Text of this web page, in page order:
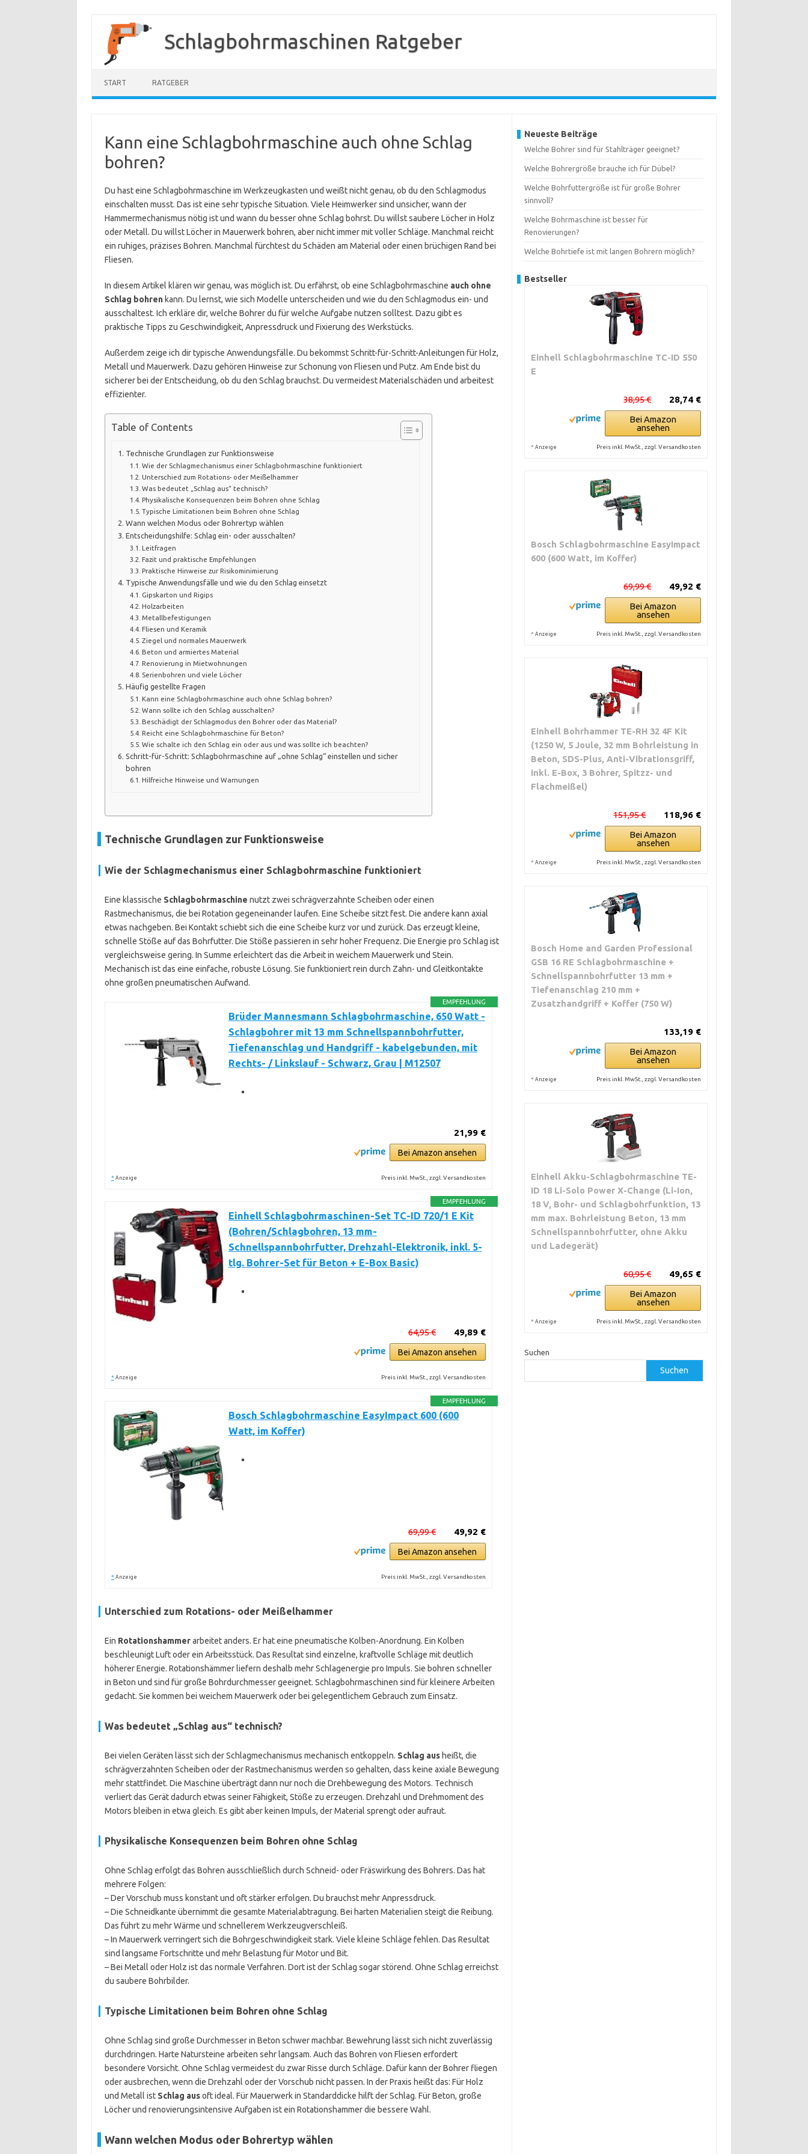
Inhalt
springen
Schlagbohrmaschinen Ratgeber
START RATGEBER
Kann eine Schlagbohrmaschine auch ohne Schlag
bohren?
Du hast eine Schlagbohrmaschine im Werkzeugkasten und weißt nicht genau, ob du den Schlagmodus
einschalten musst. Das ist eine sehr typische Situation. Viele Heimwerker sind unsicher, wann der
Hammermechanismus nötig ist und wann du besser ohne Schlag bohrst. Du willst saubere Löcher in Holz
oder Metall. Du willst Löcher in Mauerwerk bohren, aber nicht immer mit voller Schläge. Manchmal reicht
ein ruhiges, präzises Bohren. Manchmal fürchtest du Schäden am Material oder einen brüchigen Rand bei
Fliesen.
In diesem Artikel klären wir genau, was möglich ist. Du erfährst, ob eine Schlagbohrmaschine auch ohne
Schlag bohrenkann. Du lernst, wie sich Modelle unterscheiden und wie du den Schlagmodus ein- und
ausschaltest. Ich erkläre dir, welche Bohrer du für welche Aufgabe nutzen solltest. Dazu gibt es
praktische Tipps zu Geschwindigkeit, Anpressdruck und Fixierung des Werkstücks.
Außerdem zeige ich dir typische Anwendungsfälle. Du bekommst Schritt-für-Schritt-Anleitungen für Holz,
Metall und Mauerwerk. Dazu gehören Hinweise zur Schonung von Fliesen und Putz. Am Ende bist du
sicherer bei der Entscheidung, ob du den Schlag brauchst. Du vermeidest Materialschäden und arbeitest
effizienter.
Table of Contents
Technische Grundlagen zur Funktionsweise
Wie der Schlagmechanismus einer Schlagbohrmaschine funktioniert
Unterschied zum Rotations- oder Meißelhammer
Was bedeutet „Schlag aus“ technisch?
Physikalische Konsequenzen beim Bohren ohne Schlag
Typische Limitationen beim Bohren ohne Schlag
Wann welchen Modus oder Bohrertyp wählen
Entscheidungshilfe: Schlag ein- oder ausschalten?
Leitfragen
Fazit und praktische Empfehlungen
Praktische Hinweise zur Risikominimierung
Typische Anwendungsfälle und wie du den Schlag einsetzt
Gipskarton und Rigips
Holzarbeiten
Metallbefestigungen
Fliesen und Keramik
Ziegel und normales Mauerwerk
Beton und armiertes Material
Renovierung in Mietwohnungen
Serienbohren und viele Löcher
Häufig gestellte Fragen
Kann eine Schlagbohrmaschine auch ohne Schlag bohren?
Wann sollte ich den Schlag ausschalten?
Beschädigt der Schlagmodus den Bohrer oder das Material?
Reicht eine Schlagbohrmaschine für Beton?
Wie schalte ich den Schlag ein oder aus und was sollte ich beachten?
Schritt-für-Schritt: Schlagbohrmaschine auf „ohne Schlag“ einstellen und sicher
bohren
Hilfreiche Hinweise und Warnungen
Technische Grundlagen zur Funktionsweise
Wie der Schlagmechanismus einer Schlagbohrmaschine funktioniert
Eine klassische Schlagbohrmaschine nutzt zwei schrägverzahnte Scheiben oder einen
Rastmechanismus, die bei Rotation gegeneinander laufen. Eine Scheibe sitzt fest. Die andere kann axial
etwas nachgeben. Bei Kontakt schiebt sich die eine Scheibe kurz vor und zurück. Das erzeugt kleine,
schnelle Stöße auf das Bohrfutter. Die Stöße passieren in sehr hoher Frequenz. Die Energie pro Schlag ist
vergleichsweise gering. In Summe erleichtert das die Arbeit in weichem Mauerwerk und Stein.
Mechanisch ist das eine einfache, robuste Lösung. Sie funktioniert rein durch Zahn- und Gleitkontakte
ohne großen pneumatischen Aufwand.
EMPFEHLUNG
Brüder Mannesmann Schlagbohrmaschine, 650 Watt -
Schlagbohrer mit 13 mm Schnellspannbohrfutter,
Tiefenanschlag und Handgriff - kabelgebunden, mit
Rechts- / Linkslauf - Schwarz, Grau | M12507
21,99 €
Bei Amazon ansehen
* Anzeige Preis inkl. MwSt., zzgl. Versandkosten
EMPFEHLUNG
Einhell Schlagbohrmaschinen-Set TC-ID 720/1 E Kit
(Bohren/Schlagbohren, 13 mm-
Schnellspannbohrfutter, Drehzahl-Elektronik, inkl. 5-
tlg. Bohrer-Set für Beton + E-Box Basic)
49,89 €
64,95 €
Bei Amazon ansehen
* Anzeige Preis inkl. MwSt., zzgl. Versandkosten
EMPFEHLUNG
Bosch Schlagbohrmaschine EasyImpact 600 (600
Watt, im Koffer)
49,92 €
69,99 €
Bei Amazon ansehen
* Anzeige Preis inkl. MwSt., zzgl. Versandkosten
Unterschied zum Rotations- oder Meißelhammer
Ein Rotationshammerarbeitet anders. Er hat eine pneumatische Kolben-Anordnung. Ein Kolben
beschleunigt Luft oder ein Arbeitsstück. Das Resultat sind einzelne, kraftvolle Schläge mit deutlich
höherer Energie. Rotationshämmer liefern deshalb mehr Schlagenergie pro Impuls. Sie bohren schneller
in Beton und sind für große Bohrdurchmesser geeignet. Schlagbohrmaschinen sind für kleinere Arbeiten
gedacht. Sie kommen bei weichem Mauerwerk oder bei gelegentlichem Gebrauch zum Einsatz.
Was bedeutet „Schlag aus“ technisch?
Bei vielen Geräten lässt sich der Schlagmechanismus mechanisch entkoppeln. Schlag ausheißt, die
schrägverzahnten Scheiben oder der Rastmechanismus werden so gehalten, dass keine axiale Bewegung
mehr stattfindet. Die Maschine überträgt dann nur noch die Drehbewegung des Motors. Technisch
verliert das Gerät dadurch etwas seiner Fähigkeit, Stöße zu erzeugen. Drehzahl und Drehmoment des
Motors bleiben in etwa gleich. Es gibt aber keinen Impuls, der Material sprengt oder aufraut.
Physikalische Konsequenzen beim Bohren ohne Schlag
Ohne Schlag erfolgt das Bohren ausschließlich durch Schneid- oder Fräswirkung des Bohrers. Das hat
mehrere Folgen:
– Der Vorschub muss konstant und oft stärker erfolgen. Du brauchst mehr Anpressdruck.
– Die Schneidkante übernimmt die gesamte Materialabtragung. Bei harten Materialien steigt die Reibung.
Das führt zu mehr Wärme und schnellerem Werkzeugverschleiß.
– In Mauerwerk verringert sich die Bohrgeschwindigkeit stark. Viele kleine Schläge fehlen. Das Resultat
sind langsame Fortschritte und mehr Belastung für Motor und Bit.
– Bei Metall oder Holz ist das normale Verfahren. Dort ist der Schlag sogar störend. Ohne Schlag erreichst
du saubere Bohrbilder.
Typische Limitationen beim Bohren ohne Schlag
Ohne Schlag sind große Durchmesser in Beton schwer machbar. Bewehrung lässt sich nicht zuverlässig
durchdringen. Harte Natursteine arbeiten sehr langsam. Auch das Bohren von Fliesen erfordert
besondere Vorsicht. Ohne Schlag vermeidest du zwar Risse durch Schläge. Dafür kann der Bohrer fliegen
oder ausbrechen, wenn die Drehzahl oder der Vorschub nicht passen. In der Praxis heißt das: Für Holz
und Metall ist Schlag ausoft ideal. Für Mauerwerk in Standarddicke hilft der Schlag. Für Beton, große
Löcher und renovierungsintensive Aufgaben ist ein Rotationshammer die bessere Wahl.
Wann welchen Modus oder Bohrertyp wählen
Neueste Beiträge
Welche Bohrer sind für Stahlträger geeignet?
Welche Bohrergröße brauche ich für Dübel?
Welche Bohrfuttergröße ist für große Bohrer
sinnvoll?
Welche Bohrmaschine ist besser für
Renovierungen?
Welche Bohrtiefe ist mit langen Bohrern möglich?
Bestseller
Einhell Schlagbohrmaschine TC-ID 550
E
28,74 €
38,95 €
Bei Amazon
ansehen
* Anzeige Preis inkl. MwSt., zzgl. Versandkosten
Bosch Schlagbohrmaschine EasyImpact
600 (600 Watt, im Koffer)
49,92 €
69,99 €
Bei Amazon
ansehen
* Anzeige Preis inkl. MwSt., zzgl. Versandkosten
Einhell Bohrhammer TE-RH 32 4F Kit
(1250 W, 5 Joule, 32 mm Bohrleistung in
Beton, SDS-Plus, Anti-Vibrationsgriff,
inkl. E-Box, 3 Bohrer, Spitzz- und
Flachmeißel)
118,96 €
151,95 €
Bei Amazon
ansehen
* Anzeige Preis inkl. MwSt., zzgl. Versandkosten
Bosch Home and Garden Professional
GSB 16 RE Schlagbohrmaschine +
Schnellspannbohrfutter 13 mm +
Tiefenanschlag 210 mm +
Zusatzhandgriff + Koffer (750 W)
133,19 €
Bei Amazon
ansehen
* Anzeige Preis inkl. MwSt., zzgl. Versandkosten
Einhell Akku-Schlagbohrmaschine TE-
ID 18 Li-Solo Power X-Change (Li-Ion,
18 V, Bohr- und Schlagbohrfunktion, 13
mm max. Bohrleistung Beton, 13 mm
Schnellspannbohrfutter, ohne Akku
und Ladegerät)
49,65 €
60,95 €
Bei Amazon
ansehen
* Anzeige Preis inkl. MwSt., zzgl. Versandkosten
Suchen
Suchen